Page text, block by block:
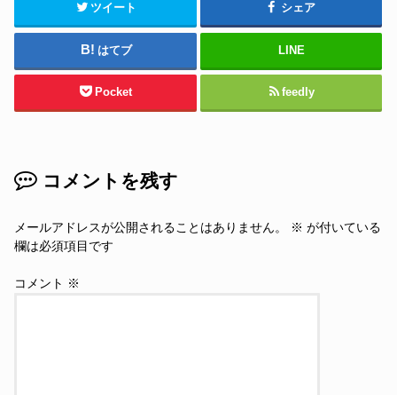
ツイート シェア
はてブ LINE
Pocket feedly
コメントを残す
メールアドレスが公開されることはありません。 ※ が付いている
欄は必須項目です
コメント ※